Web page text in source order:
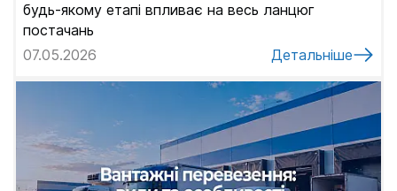
будь-якому етапі впливає на весь ланцюг
постачань
07.05.2026
Детальніше